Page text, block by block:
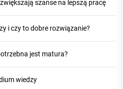
szanse na lepszą pracę
i czy to dobre rozwiązanie?
jest matura?
wiedzy